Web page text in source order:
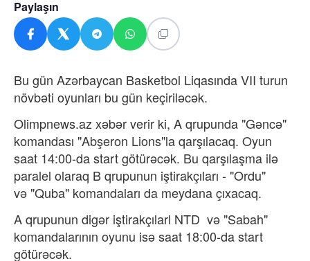
Paylaşın
Bu gün Azərbaycan Basketbol Liqasında VII turun
növbəti oyunları bu gün keçiriləcək.
Olimpnews.az xəbər verir ki, A qrupunda "Gəncə"
komandası "Abşeron Lions"la qarşılacaq. Oyun
saat 14:00-da start götürəcək. Bu qarşılaşma ilə
paralel olaraq B qrupunun iştirakçıları - "Ordu"
və "Quba" komandaları da meydana çıxacaq.
A qrupunun digər iştirakçılarl NTD və "Sabah"
komandalarının oyunu isə saat 18:00-da start
götürəcək.